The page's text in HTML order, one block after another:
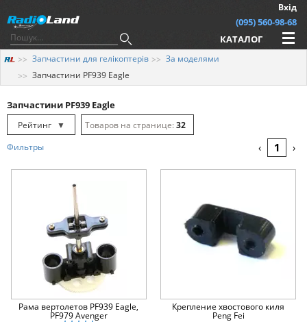
Вхід
(095) 560-98-68
КАТАЛОГ
Запчастини для гелікоптерів
За моделями
Запчастини PF939 Eagle
Запчастини PF939 Eagle
Рейтинг
▼
Рейтинг
▼
32
Фильтры ‹ 1 ›
Рама вертолетов PF939 Eagle,
PF979 Avenger
Крепление хвостового киля
Peng Fei